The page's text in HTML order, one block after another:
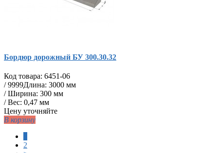
Бордюр дорожный БУ 300.30.32
Код товара: 6451-06
/9999Длина: 3000 мм
/ Ширина: 300 мм
/ Вес: 0,47 мм
Цену уточняйте
В корзину
2